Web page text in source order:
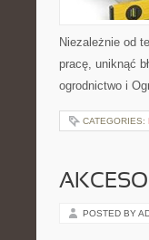
Niezależnie od
pracę, uniknąć
ogrodnictwo i
CATEGORIES:
POSTED BY